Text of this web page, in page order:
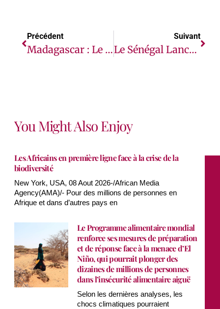
Précédent
Madagascar : Le Cyclone Fytia Frappe Une Île Déjà Ébranlée Par Les Crises
Suivant
Le Sénégal Lance Le Pacte AgriConnect Pour Transformer Son Secteur Agricole
You Might Also Enjoy
Les Africains en première ligne face à la crise de la
biodiversité
New York, USA, 08 Aout 2026-/African Media
Agency(AMA)/- Pour des millions de personnes en
Afrique et dans d’autres pays en
Le Programme alimentaire mondial
renforce ses mesures de préparation
et de réponse face à la menace d’El
Niño, qui pourrait plonger des
dizaines de millions de personnes
dans l’insécurité alimentaire aiguë
Selon les dernières analyses, les
chocs climatiques pourraient